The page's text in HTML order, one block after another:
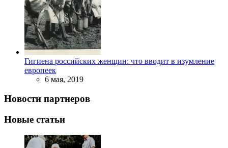
Гигиена российских женщин: что вводит в изумление
европеек
6 мая, 2019
Новости партнеров
Новые статьи